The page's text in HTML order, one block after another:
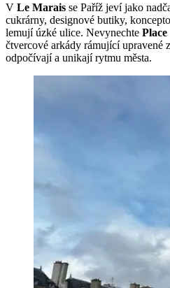
V Le Marais se Paříž jeví jako
cukrárny, designové butiky,
lemují úzké ulice. Nevynechte Place
čtvercové arkády rámující upravené
odpočívají a unikají rytmu města.